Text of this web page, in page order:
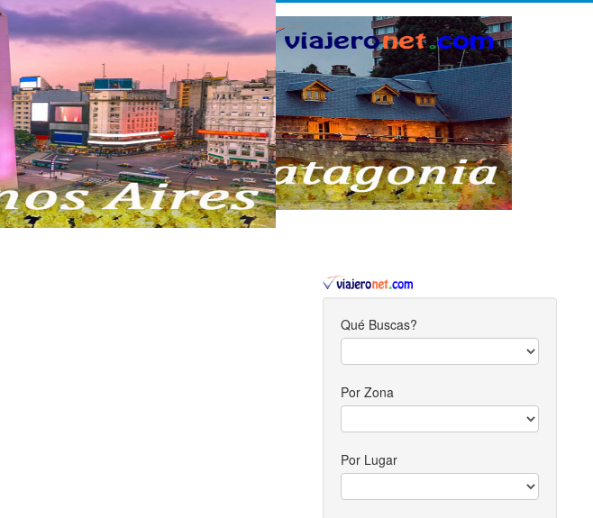
Qué Buscas?
Por Zona
Por Lugar